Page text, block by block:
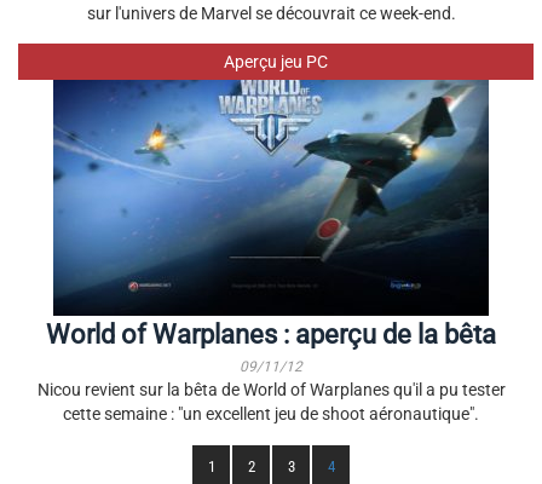
sur l'univers de Marvel se découvrait ce week-end.
Aperçu jeu PC
World of Warplanes : aperçu de la bêta
09/11/12
Nicou revient sur la bêta de World of Warplanes qu'il a pu tester
cette semaine : "un excellent jeu de shoot aéronautique".
1 2 3 4